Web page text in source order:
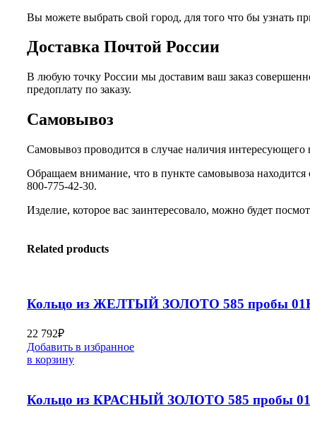
Вы можете выбрать свой город, для того что бы узнать
Доставка Почтой России
В любую точку России мы доставим ваш заказ
предоплату по заказу.
Самовывоз
Самовывоз проводится в случае наличия интересующего
Обращаем внимание, что в пункте самовывоза
800-775-42-30.
Изделие, которое вас заинтересовало, можно будет
Related products
Кольцо из ЖЕЛТЫЙ ЗОЛОТО 585 пробы
22 792₽
Добавить в избранное
в корзину
Кольцо из КРАСНЫЙ ЗОЛОТО 585 пробы